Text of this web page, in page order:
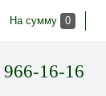
На сумму 0
16-16